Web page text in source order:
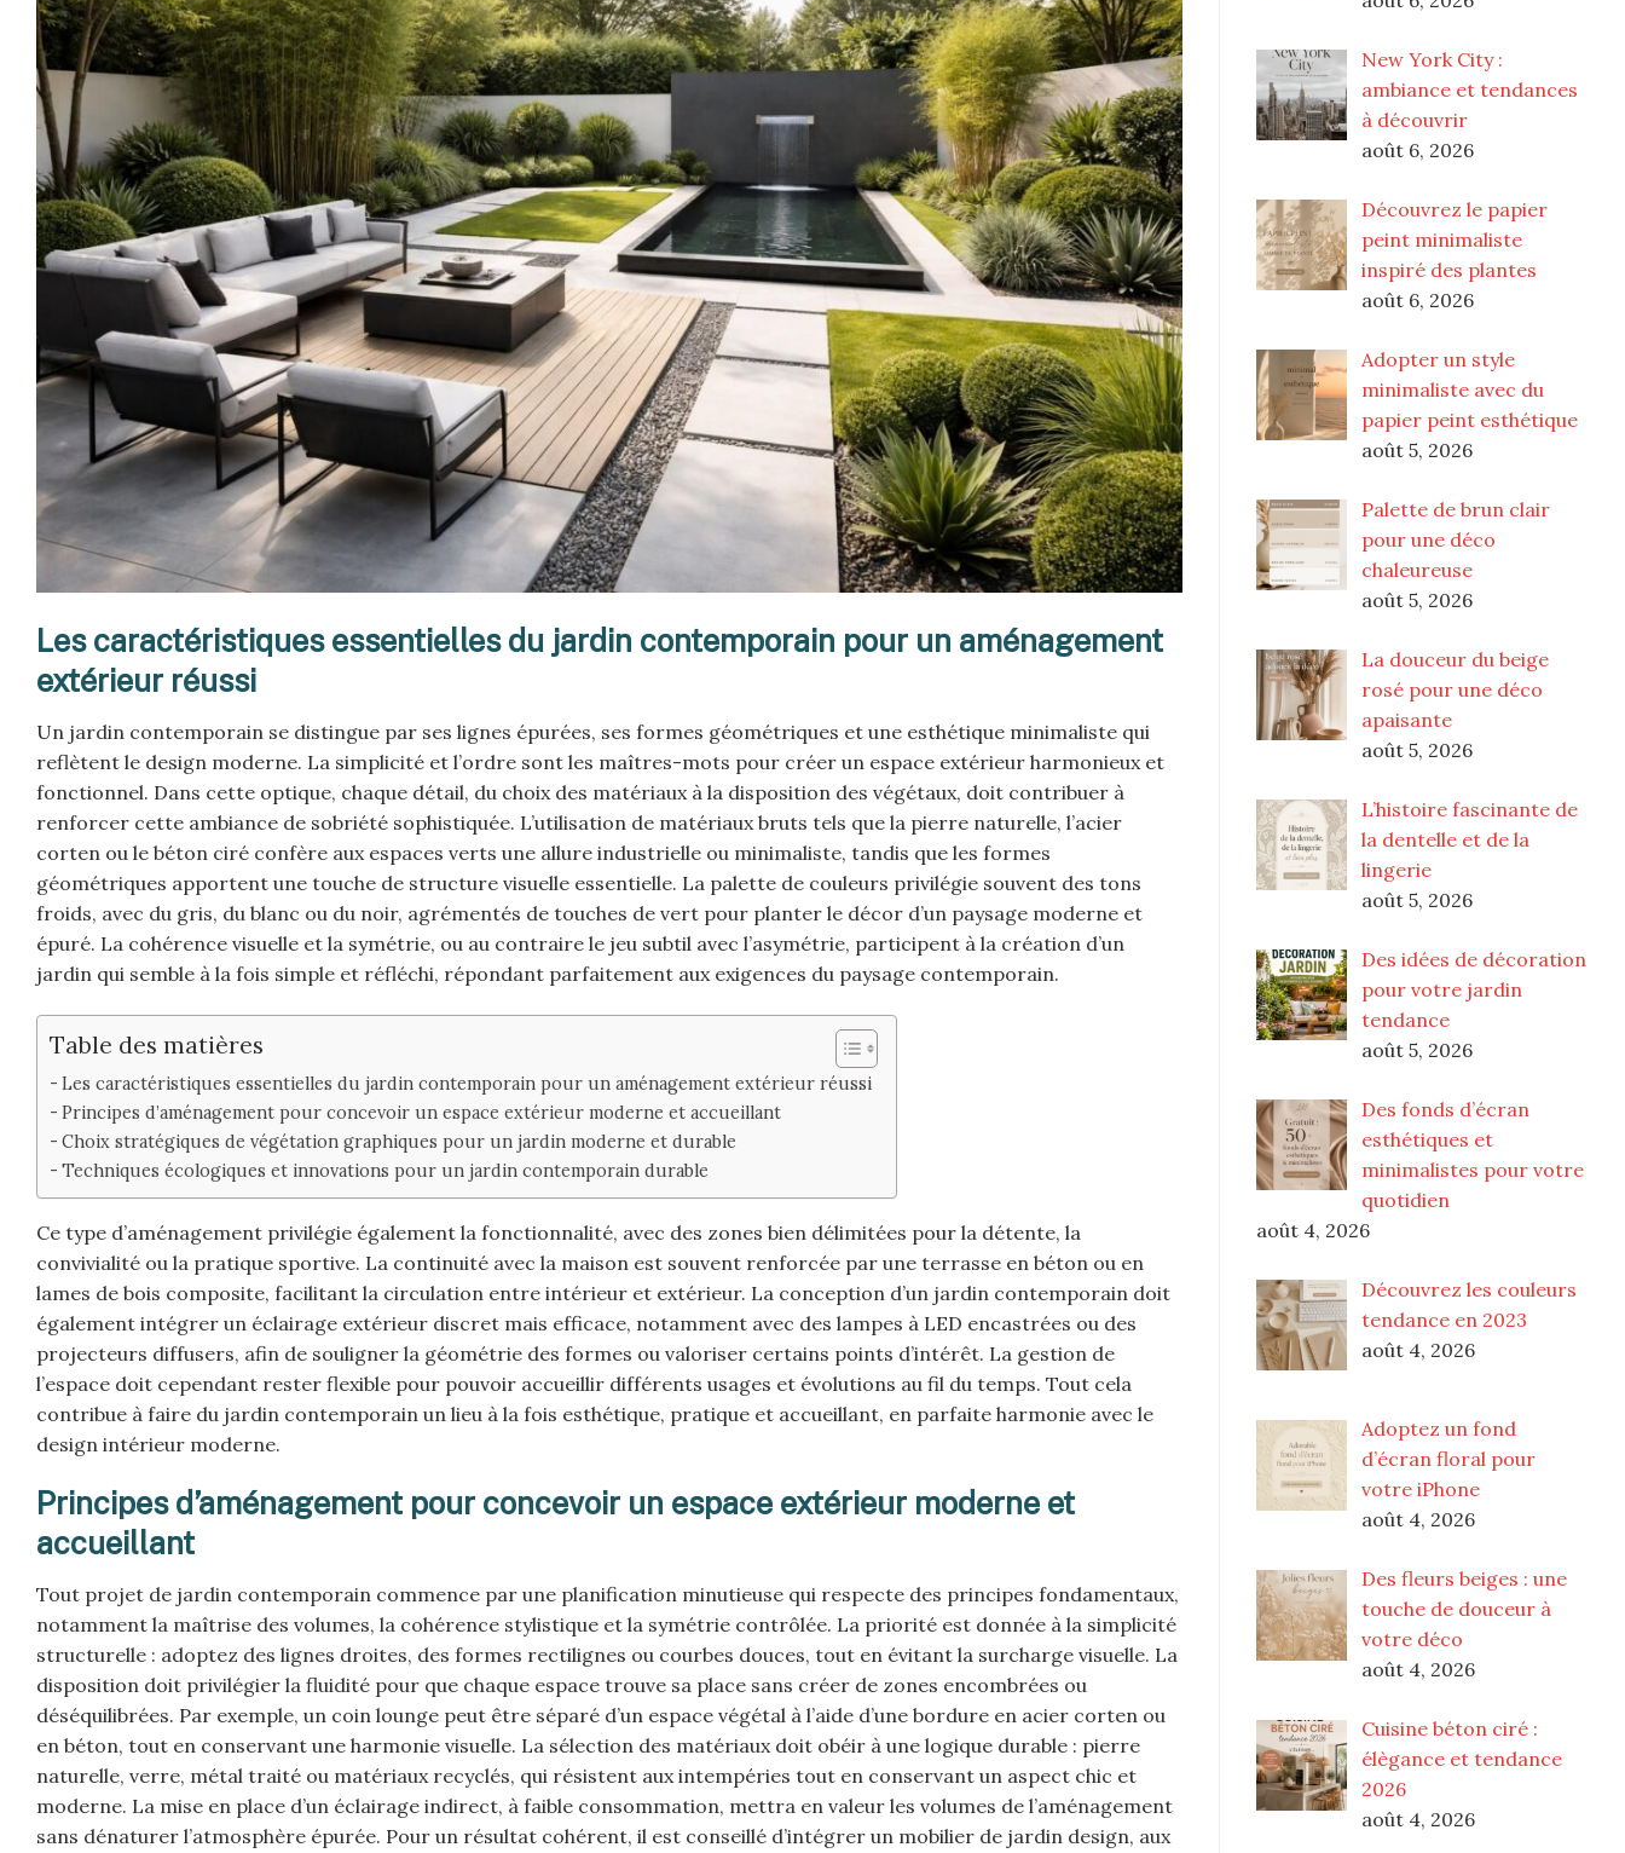
Les caractéristiques essentielles du jardin contemporain pour un aménagement
extérieur réussi
Un jardin contemporain se distingue par ses lignes épurées, ses formes géométriques et une esthétique minimaliste qui
reflètent le design moderne. La simplicité et l’ordre sont les maîtres-mots pour créer un espace extérieur harmonieux et
fonctionnel. Dans cette optique, chaque détail, du choix des matériaux à la disposition des végétaux, doit contribuer à
renforcer cette ambiance de sobriété sophistiquée. L’utilisation de matériaux bruts tels que la pierre naturelle, l’acier
corten ou le béton ciré confère aux espaces verts une allure industrielle ou minimaliste, tandis que les formes
géométriques apportent une touche de structure visuelle essentielle. La palette de couleurs privilégie souvent des tons
froids, avec du gris, du blanc ou du noir, agrémentés de touches de vert pour planter le décor d’un paysage moderne et
épuré. La cohérence visuelle et la symétrie, ou au contraire le jeu subtil avec l’asymétrie, participent à la création d’un
jardin qui semble à la fois simple et réfléchi, répondant parfaitement aux exigences du paysage contemporain.
Table des matières
Les caractéristiques essentielles du jardin contemporain pour un aménagement extérieur réussi
Principes d’aménagement pour concevoir un espace extérieur moderne et accueillant
Choix stratégiques de végétation graphiques pour un jardin moderne et durable
Techniques écologiques et innovations pour un jardin contemporain durable
Ce type d’aménagement privilégie également la fonctionnalité, avec des zones bien délimitées pour la détente, la
convivialité ou la pratique sportive. La continuité avec la maison est souvent renforcée par une terrasse en béton ou en
lames de bois composite, facilitant la circulation entre intérieur et extérieur. La conception d’un jardin contemporain doit
également intégrer un éclairage extérieur discret mais efficace, notamment avec des lampes à LED encastrées ou des
projecteurs diffusers, afin de souligner la géométrie des formes ou valoriser certains points d’intérêt. La gestion de
l’espace doit cependant rester flexible pour pouvoir accueillir différents usages et évolutions au fil du temps. Tout cela
contribue à faire du jardin contemporain un lieu à la fois esthétique, pratique et accueillant, en parfaite harmonie avec le
design intérieur moderne.
Principes d’aménagement pour concevoir un espace extérieur moderne et
accueillant
Tout projet de jardin contemporain commence par une planification minutieuse qui respecte des principes fondamentaux,
notamment la maîtrise des volumes, la cohérence stylistique et la symétrie contrôlée. La priorité est donnée à la simplicité
structurelle : adoptez des lignes droites, des formes rectilignes ou courbes douces, tout en évitant la surcharge visuelle. La
disposition doit privilégier la fluidité pour que chaque espace trouve sa place sans créer de zones encombrées ou
déséquilibrées. Par exemple, un coin lounge peut être séparé d’un espace végétal à l’aide d’une bordure en acier corten ou
en béton, tout en conservant une harmonie visuelle. La sélection des matériaux doit obéir à une logique durable : pierre
naturelle, verre, métal traité ou matériaux recyclés, qui résistent aux intempéries tout en conservant un aspect chic et
moderne. La mise en place d’un éclairage indirect, à faible consommation, mettra en valeur les volumes de l’aménagement
sans dénaturer l’atmosphère épurée. Pour un résultat cohérent, il est conseillé d’intégrer un mobilier de jardin design, aux
New York City :
ambiance et tendances
à découvrir
août 6, 2026
Découvrez le papier
peint minimaliste
inspiré des plantes
août 6, 2026
Adopter un style
minimaliste avec du
papier peint esthétique
août 5, 2026
Palette de brun clair
pour une déco
chaleureuse
août 5, 2026
La douceur du beige
rosé pour une déco
apaisante
août 5, 2026
L’histoire fascinante de
la dentelle et de la
lingerie
août 5, 2026
Des idées de décoration
pour votre jardin
tendance
août 5, 2026
Des fonds d’écran
esthétiques et
minimalistes pour votre
quotidien
août 4, 2026
Découvrez les couleurs
tendance en 2023
août 4, 2026
Adoptez un fond
d’écran floral pour
votre iPhone
août 4, 2026
Des fleurs beiges : une
touche de douceur à
votre déco
août 4, 2026
Cuisine béton ciré :
élègance et tendance
2026
août 4, 2026